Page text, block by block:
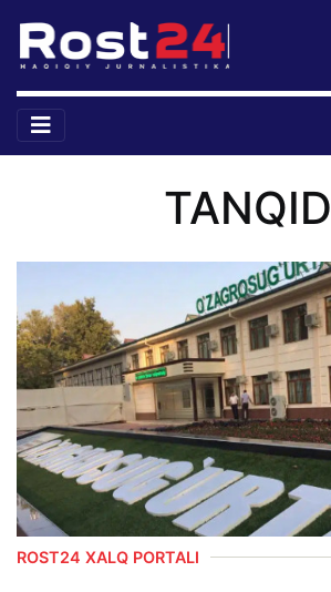
TANQID
ROST24 XALQ PORTALI